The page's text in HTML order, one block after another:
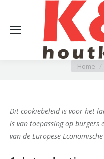
Je bent
Home
Dit cookiebeleid is voor het
is van toepassing op burgers
van de Europese